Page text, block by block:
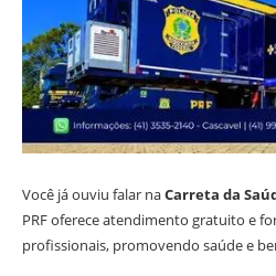
Você já ouviu falar naCarreta da
PRF oferece atendimento gratuito e
profissionais, promovendo saúde e